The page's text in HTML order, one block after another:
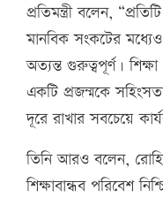
প্রতিমন্ত্রী বলেন,
মানবিক সংকটের
অত্যন্ত গুরুত্বপূর্ণ।
একটি প্রজন্মকে
দূরে রাখার সবচেয়ে
তিনি আরও বলেন,
শিক্ষাবান্ধব পরিবেশ